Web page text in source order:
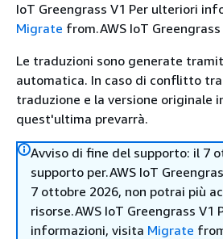
IoT Greengrass V1 Per ulteriori
Migrate from.AWS IoT Greengrass
Le traduzioni sono generate
automatica. In caso di conflitto
traduzione e la versione originale
quest'ultima prevarrà.
Avviso di fine del supporto: il 7
supporto per.AWS IoT
7 ottobre 2026, non potrai più
risorse.AWS IoT Greengrass V1
informazioni, visita Migrate